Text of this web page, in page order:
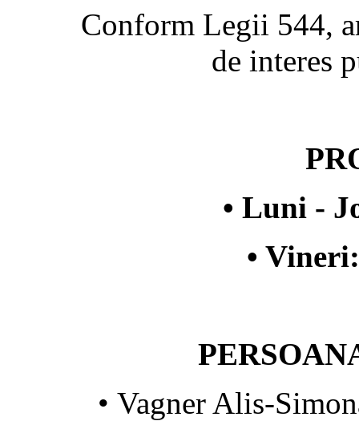
Conform Legii 544,
de interes
• Luni -
•
• Vagner Alis-